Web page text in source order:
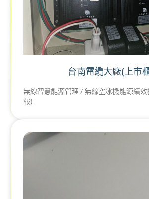
台南電纜大廠(上市
無線智慧能源管理 / 無線空冰機能源績效
報)